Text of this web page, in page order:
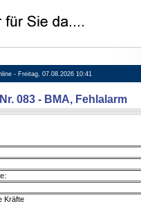
- Freitag, 07.08.2026 10:41
083 - BMA, Fehlalarm
Kräfte